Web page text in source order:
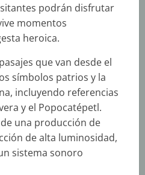
podrán disfrutar
momentos
heroica.
que van desde el
símbolos patrios y la
incluyendo referencias
y el Popocatépetl.
una producción de
de alta luminosidad,
sistema sonoro